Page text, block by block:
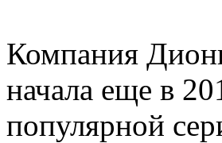
Компания
начала еще в
популярной